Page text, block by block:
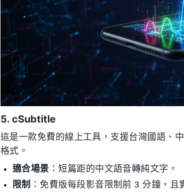
5. cSubtitle
這是一款免費的線上工具，支援台灣國語、
格式。
適合場景 ：短篇距的中文語音轉純文字。
限制 ：免費版每段影音限制前 3 分鐘，